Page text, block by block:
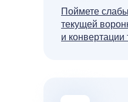
Поймете
текущей
и конвертации